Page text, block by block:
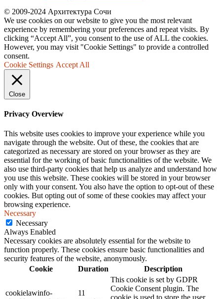
© 2009-2024 Архитектура Сочи
We use cookies on our website to give you the most relevant
experience by remembering your preferences and repeat visits. By
clicking “Accept All”, you consent to the use of ALL the cookies.
However, you may visit "Cookie Settings" to provide a controlled
consent.
Cookie Settings Accept All
Close
Privacy Overview
This website uses cookies to improve your experience while you
navigate through the website. Out of these, the cookies that are
categorized as necessary are stored on your browser as they are
essential for the working of basic functionalities of the website. We
also use third-party cookies that help us analyze and understand how
you use this website. These cookies will be stored in your browser
only with your consent. You also have the option to opt-out of these
cookies. But opting out of some of these cookies may affect your
browsing experience.
Necessary
Necessary
Always Enabled
Necessary cookies are absolutely essential for the website to
function properly. These cookies ensure basic functionalities and
security features of the website, anonymously.
Cookie
Duration Description
cookielawinfo-
11
This cookie is set by GDPR
Cookie Consent plugin. The
cookie is used to store the user